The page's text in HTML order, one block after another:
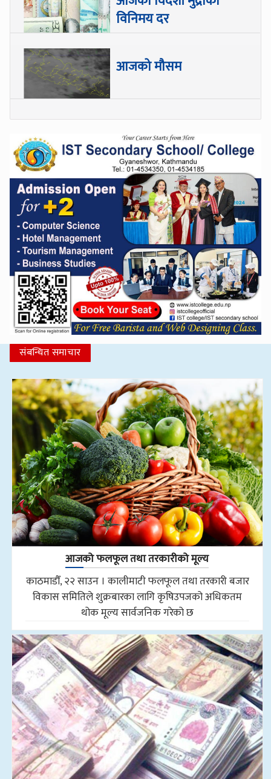
विनिमय दर
आजको मौसम
संबन्धित समाचार
आजको फलफूल तथा तरकारीको मूल्य
काठमाडौँ, २२ साउन । कालीमाटी फलफूल तथा तरकारी बजार
विकास समितिले शुक्रबारका लागि कृषिउपजको अधिकतम
थोक मूल्य सार्वजनिक गरेको छ